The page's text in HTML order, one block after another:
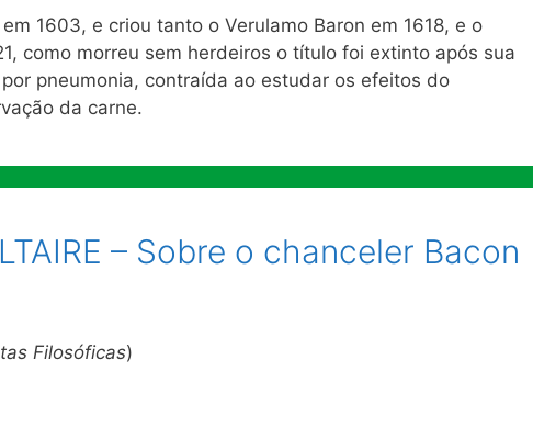
1603, e criou tanto o Verulamo Baron em 1618, e o
como morreu sem herdeiros o título foi extinto após sua
pneumonia, contraída ao estudar os efeitos do
da carne.
– Sobre o chanceler Bacon
Filosóficas)